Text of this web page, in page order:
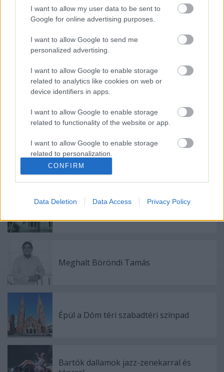
I want to allow my user data to be sent to
Google for online advertising purposes.
I want to allow Google to send me
personalized advertising.
I want to allow Google to enable storage
related to analytics like cookies on web or
device identifiers in apps.
I want to allow Google to enable storage
related to functionality of the website or app.
I want to allow Google to enable storage
related to personalization.
I want to allow Google to enable storage
related to security, including authentication
user protection.
CONFIRM
Data Deletion Data Access Privacy Policy
2006. március 27., hétfő, 22.15
bocs annak, aki nincs rajta, attól, aki rajta van, de nem
akit rosszul írtunk
forrás:TÁP Színház
Ajánlott bejegyzések:
Meghalt Böröndi Tamás
Épül a Dóm téri szabadtéri színpad
Bartók dallamok jazz-zenekarral és